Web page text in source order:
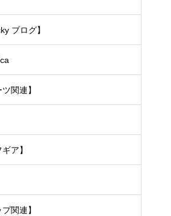
ブログ】
関連】
ア】
関連】